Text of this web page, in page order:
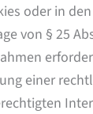
oder in
von § 25
einer